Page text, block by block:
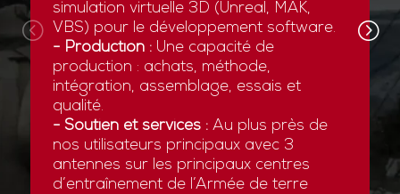
simulation virtuelle 3D (Unreal, MÄK,
VBS) pour le développement software.
- Production :Une capacité de
production : achats, méthode,
intégration, assemblage, essais et
qualité.
- Soutien et services :Au plus près de
nos utilisateurs principaux avec 3
antennes sur les principaux centres
d’entraînement de l’Armée de terre